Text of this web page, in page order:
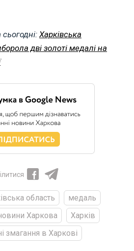
Харківська
дві золоті медалі на
область
медаль
Харкова
Харків
змагання в Харкові